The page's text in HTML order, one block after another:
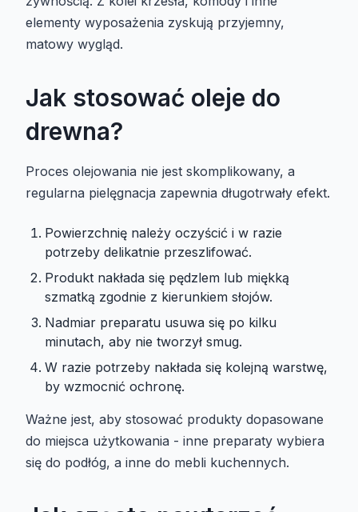
elementy wyposażenia zyskują przyjemny,
matowy wygląd.
Jak stosować oleje do
drewna?
Proces olejowania nie jest skomplikowany, a
regularna pielęgnacja zapewnia długotrwały efekt.
Powierzchnię należy oczyścić i w razie
potrzeby delikatnie przeszlifować.
Produkt nakłada się pędzlem lub miękką
szmatką zgodnie z kierunkiem słojów.
Nadmiar preparatu usuwa się po kilku
minutach, aby nie tworzył smug.
W razie potrzeby nakłada się kolejną warstwę,
by wzmocnić ochronę.
Ważne jest, aby stosować produkty dopasowane
do miejsca użytkowania - inne preparaty wybiera
się do podłóg, a inne do mebli kuchennych.